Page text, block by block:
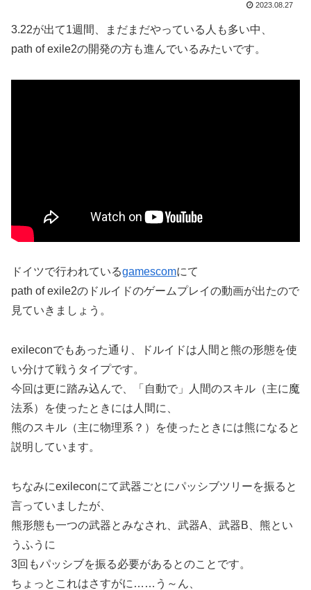
2023.08.27
3.22が出て1週間、まだまだやっている人も多い中、
path of exile2の開発の方も進んでいるみたいです。
ドイツで行われているgamescomにて
path of exile2のドルイドのゲームプレイの動画が出たので
見ていきましょう。
exileconでもあった通り、ドルイドは人間と熊の形態を使
い分けて戦うタイプです。
今回は更に踏み込んで、「自動で」人間のスキル（主に魔
法系）を使ったときには人間に、
熊のスキル（主に物理系？）を使ったときには熊になると
説明しています。
ちなみにexileconにて武器ごとにパッシブツリーを振ると
言っていましたが、
熊形態も一つの武器とみなされ、武器A、武器B、熊とい
うふうに
3回もパッシブを振る必要があるとのことです。
ちょっとこれはさすがに……う～ん、